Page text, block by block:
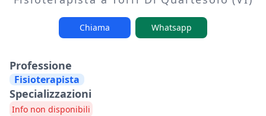
Chiama Whatsapp
Professione
Fisioterapista
Specializzazioni
Info non disponibili